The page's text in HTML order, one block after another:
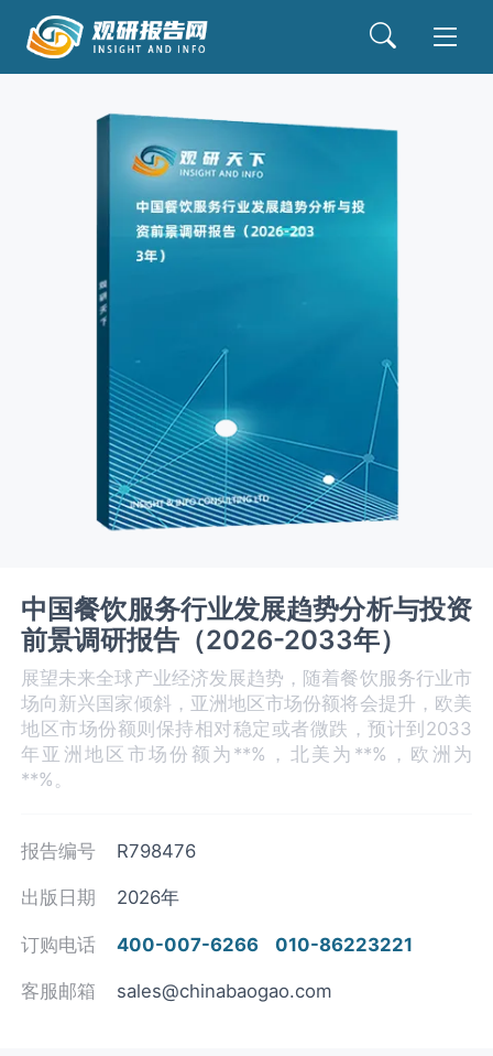
中国餐饮服务行业发展趋势分析与投资
前景调研报告（2026-2033年）
展望未来全球产业经济发展趋势，随着餐饮服务行业市
场向新兴国家倾斜，亚洲地区市场份额将会提升，欧美
地区市场份额则保持相对稳定或者微跌，预计到2033
年亚洲地区市场份额为**%，北美为**%，欧洲为
**%。
报告编号 R798476
出版日期 2026年
订购电话 400-007-6266 010-86223221
客服邮箱 sales@chinabaogao.com